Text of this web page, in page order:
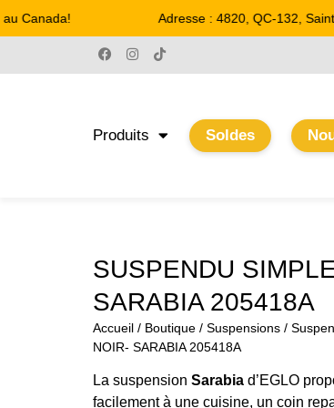
Canada! Adresse : 4820, QC-132,
Produits Soldes
SUSPENDU
SARABIA 205418A
Accueil / Boutique / Suspensions /
NOIR- SARABIA 205418A
La suspension Sarabia d’EGLO
facilement à une cuisine, un coin